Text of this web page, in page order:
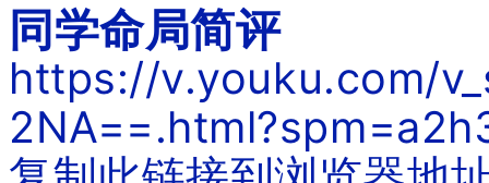
同学命局简评
https://v.youku.com/